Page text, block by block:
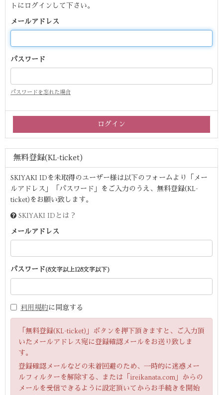
トにログインして下さい。
メールアドレス
パスワード
パスワードを忘れた場合
無料登録(KL-ticket)
SKIYAKI IDを未取得のユーザー様は以下のフォームより「メー
ルアドレス」「パスワード」をご入力のうえ、無料登録(KL-
ticket)をお願い致します。
SKIYAKI IDとは？
メールアドレス
パスワード(8文字以上128文字以下)
利用規約に同意する
「無料登録(KL-ticket)」ボタンを押下頂きますと、ご入力頂
いたメールアドレス宛に登録確認メールをお送り致しま
す。
登録確認メールなどの未着回避のため、一時的に迷惑メー
ルフィルターを解除する、または「ireikanata.com」からの
メールを受信できるように設定頂いてからお手続きを開始